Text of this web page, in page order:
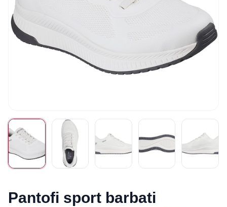
Pantofi sport barbati